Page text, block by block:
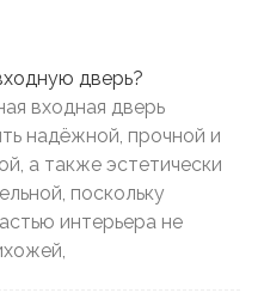
входная дверь
надёжной, прочной и
а также эстетически
поскольку
интерьера не